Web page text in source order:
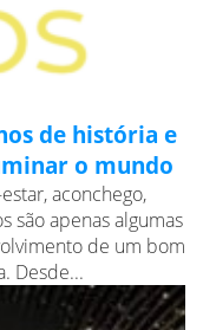
de história e
o mundo
aconchego,
são apenas algumas
de um bom
Desde...